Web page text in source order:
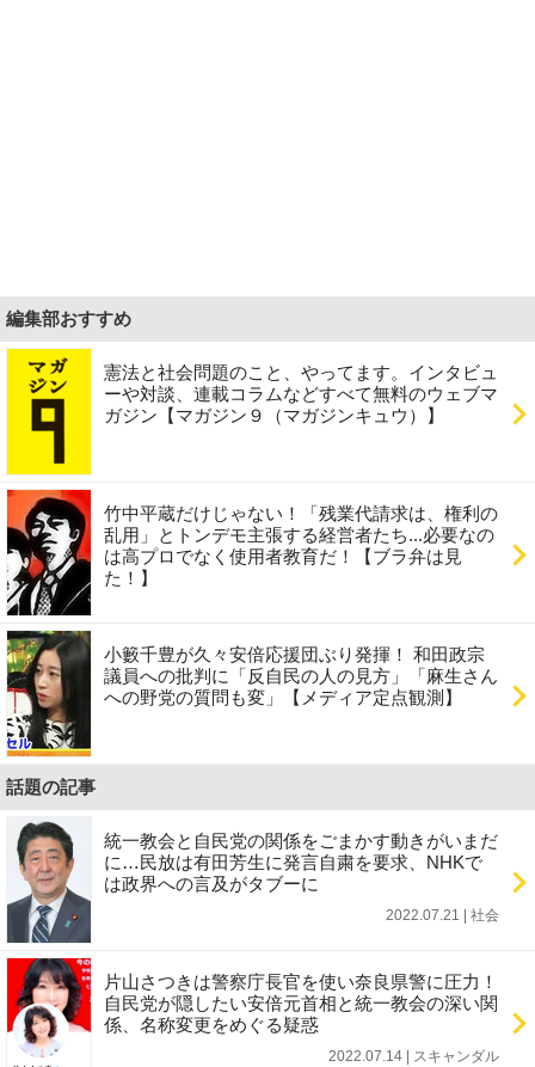
編集部おすすめ
憲法と社会問題のこと、やってます。インタビュ
ーや対談、連載コラムなどすべて無料のウェブマ
ガジン【マガジン９（マガジンキュウ）】
竹中平蔵だけじゃない！「残業代請求は、権利の
乱用」とトンデモ主張する経営者たち...必要なの
は高プロでなく使用者教育だ！【ブラ弁は見
た！】
小籔千豊が久々安倍応援団ぶり発揮！ 和田政宗
議員への批判に「反自民の人の見方」「麻生さん
への野党の質問も変」【メディア定点観測】
話題の記事
統一教会と自民党の関係をごまかす動きがいまだ
に…民放は有田芳生に発言自粛を要求、NHKで
は政界への言及がタブーに
2022.07.21 | 社会
片山さつきは警察庁長官を使い奈良県警に圧力！
自民党が隠したい安倍元首相と統一教会の深い関
係、名称変更をめぐる疑惑
2022.07.14 | スキャンダル